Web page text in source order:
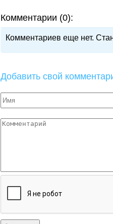
Комментарии (0):
Комментариев еще нет.
Добавить свой